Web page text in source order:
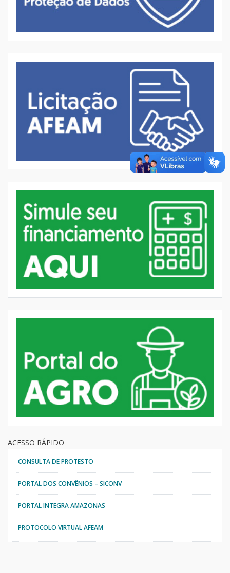
ACESSO RÁPIDO
CONSULTA DE PROTESTO
PORTAL DOS CONVÊNIOS – SICONV
PORTAL INTEGRA AMAZONAS
PROTOCOLO VIRTUAL AFEAM